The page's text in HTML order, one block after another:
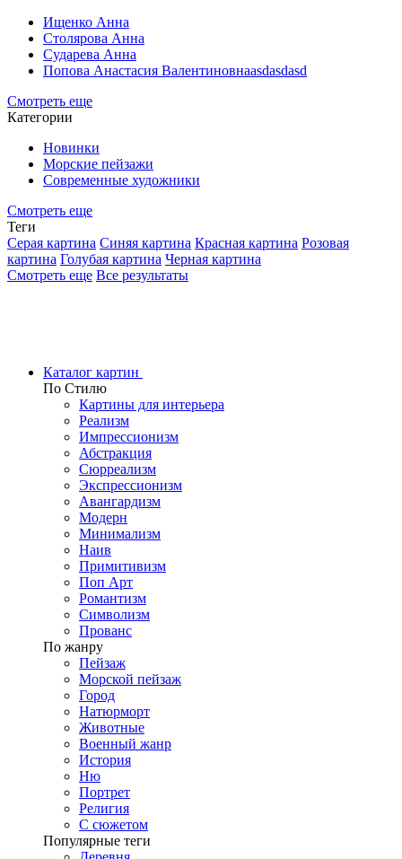
Ищенко Анна
Столярова Анна
Сударева Анна
Попова Анастасия Валентиновнаasdasdasd
Смотреть еще
Категории
Новинки
Морские пейзажи
Современные художники
Смотреть еще
Теги
Серая картина Синяя картина Красная картина Розовая
картина Голубая картина Черная картина
Смотреть еще Все результаты
Каталог картин
По Стилю
Картины для интерьера
Реализм
Импрессионизм
Абстракция
Сюрреализм
Экспрессионизм
Авангардизм
Модерн
Минимализм
Наив
Примитивизм
Поп Арт
Романтизм
Символизм
Прованс
По жанру
Пейзаж
Морской пейзаж
Город
Натюрморт
Животные
Военный жанр
История
Ню
Портрет
Религия
С сюжетом
Популярные теги